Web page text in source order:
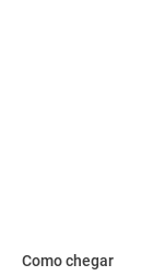
Como chegar